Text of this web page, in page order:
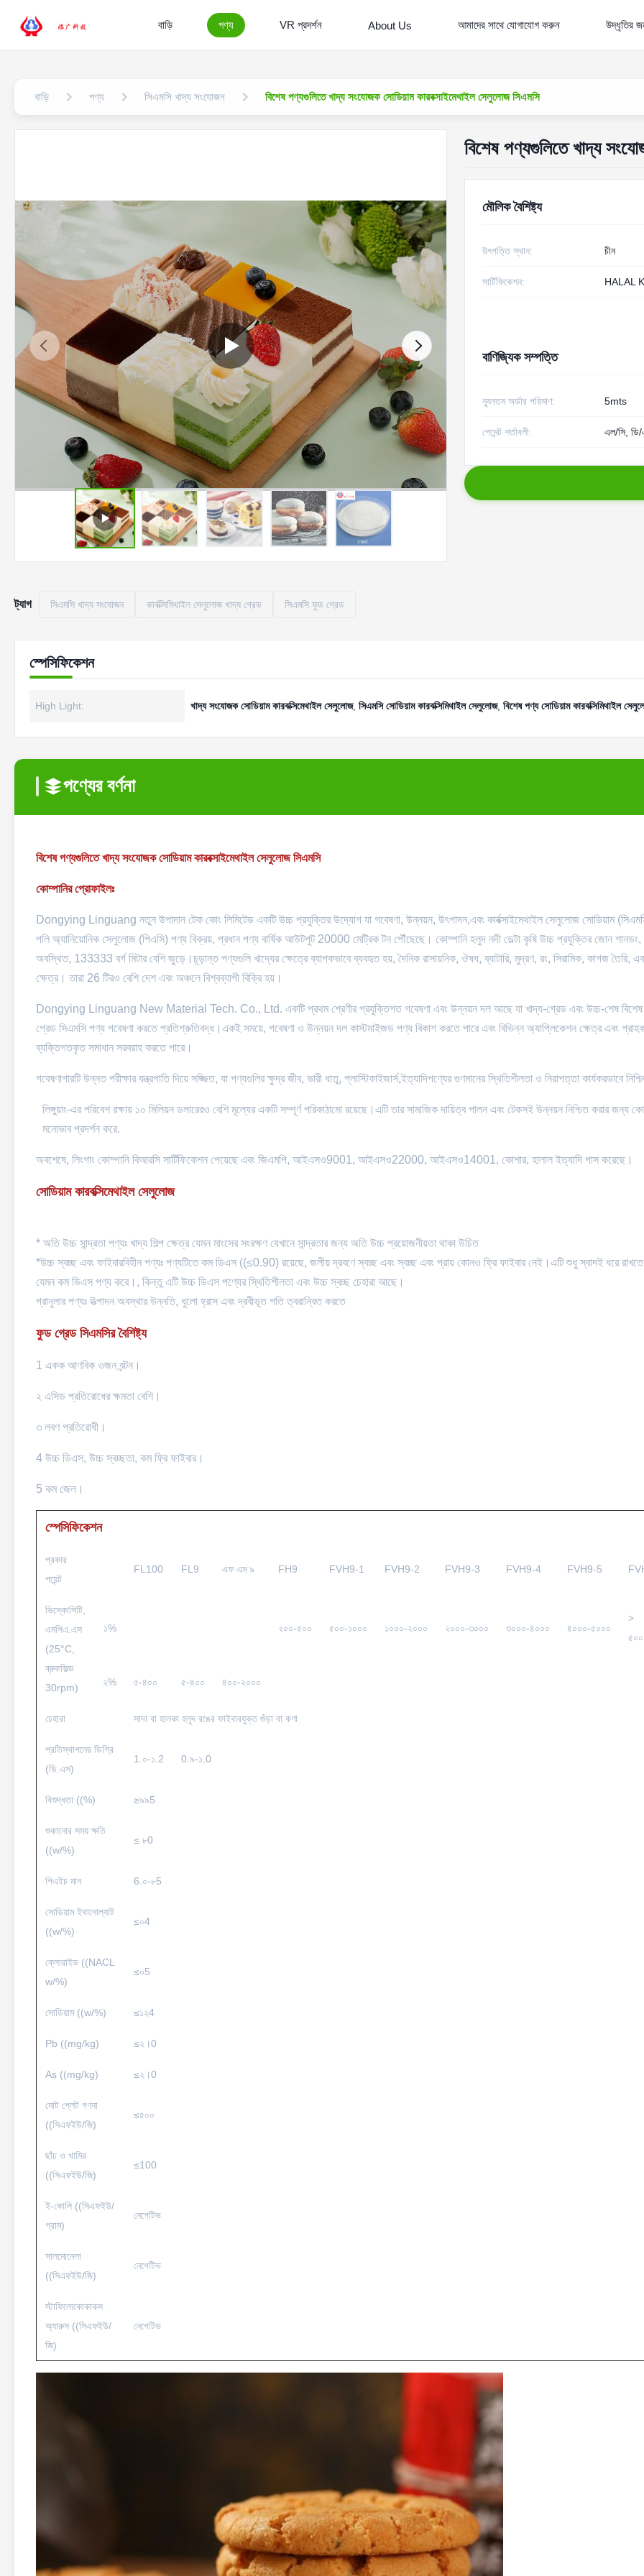
বাড়ি পণ্য VR প্রদর্শন About Us আমাদের সাথে যোগাযোগ করুন উদ্ধৃতির
বাড়ি পণ্য সিএমসি খাদ্য সংযোজন বিশেষ পণ্যগুলিতে খাদ্য সংযোজক সোডিয়াম কারবক্সাইমেথাইল সেলুলোজ সিএমসি
বিশেষ পণ্যগুলিতে খাদ্য
মৌলিক বৈশিষ্ট্য
উৎপত্তি স্থান: চীন
সার্টিফিকেশন: HALAL
বাণিজ্যিক সম্পত্তি
ন্যূনতম অর্ডার পরিমাণ: 5mts
পেমেন্ট শর্তাবলী: এল/সি, ডি/
ট্যাগ সিএমসি খাদ্য সংযোজন কার্বক্সিমিথাইল সেলুলোজ খাদ্য গ্রেড সিএমসি ফুড গ্রেড
স্পেসিফিকেশন
High Light: খাদ্য সংযোজক সোডিয়াম কারবক্সিমেথাইল সেলুলোজ, সিএমসি সোডিয়াম কারবক্সিমিথাইল সেলুলোজ, বিশেষ পণ্য সোডিয়াম কারবক্সিমিথাইল
পণ্যের বর্ণনা
বিশেষ পণ্যগুলিতে খাদ্য সংযোজক সোডিয়াম কারবক্সাইমেথাইল সেলুলোজ সিএমসি
কোম্পানির প্রোফাইলঃ
Dongying Linguang নতুন উপাদান টেক কোং লিমিটেড একটি উচ্চ প্রযুক্তির উদ্যোগ যা গবেষণা, উন্নয়ন, উৎপাদন,এবং কার্বক্সাইমেথাইল সেলুলোজ সোডিয়াম
পলি অ্যানিয়োনিক সেলুলোজ (পিএসি) পণ্য বিক্রয়, প্রধান পণ্য বার্ষিক আউটপুট 20000 মেট্রিক টন পৌঁছেছে। কোম্পানি হলুদ নদী ডেল্টা কৃষি উচ্চ প্রযুক্তির জোন শানডং,
অবস্থিত, 133333 বর্গ মিটার বেশি জুড়ে।চূড়ান্ত পণ্যগুলি খাদ্যের ক্ষেত্রে ব্যাপকভাবে ব্যবহৃত হয়, দৈনিক রাসায়নিক, ঔষধ, ব্যাটারি, মুদ্রণ, রং, সিরামিক, কাগজ তৈরি,
ক্ষেত্র। তারা 26 টিরও বেশি দেশ এবং অঞ্চলে বিশ্বব্যাপী বিক্রি হয়।
Dongying Linguang New Material Tech. Co., Ltd. একটি প্রথম শ্রেণীর প্রযুক্তিগত গবেষণা এবং উন্নয়ন দল আছে যা খাদ্য-গ্রেড এবং উচ্চ-শেষ বিশেষ
গ্রেড সিএমসি পণ্য গবেষণা করতে প্রতিশ্রুতিবদ্ধ।একই সময়ে, গবেষণা ও উন্নয়ন দল কাস্টমাইজড পণ্য বিকাশ করতে পারে এবং বিভিন্ন অ্যাপ্লিকেশন ক্ষেত্র এবং
ব্যক্তিগতকৃত সমাধান সরবরাহ করতে পারে।
গবেষণাগারটি উন্নত পরীক্ষার যন্ত্রপাতি দিয়ে সজ্জিত, যা পণ্যগুলির ক্ষুদ্র জীব, ভারী ধাতু, প্লাস্টিকাইজার্স,ইত্যাদিপণ্যের গুণমানের স্থিতিশীলতা ও নিরাপত্তা কার্যকরভাবে
লিঙ্গুয়াং-এর পরিবেশ রক্ষায় ১০ মিলিয়ন ডলারেরও বেশি মূল্যের একটি সম্পূর্ণ পরিকাঠামো রয়েছে।এটি তার সামাজিক দায়িত্ব পালন এবং টেকসই উন্নয়ন নিশ্চিত করার জন্য
মনোভাব প্রদর্শন করে.
অবশেষে, লিংগাং কোম্পানি বিআরসি সার্টিফিকেশন পেয়েছে এবং জিএমপি, আইএসও9001, আইএসও22000, আইএসও14001, কোশার, হালাল ইত্যাদি পাস করেছে।
সোডিয়াম কারবক্সিমেথাইল সেলুলোজ
* অতি উচ্চ সান্দ্রতা পণ্যঃ খাদ্য শিল্প ক্ষেত্র যেমন মাংসের সংরক্ষণ যেখানে সান্দ্রতার জন্য অতি উচ্চ প্রয়োজনীয়তা থাকা উচিত
*উচ্চ স্বচ্ছ এবং ফাইবারবিহীন পণ্যঃ পণ্যটিতে কম ডিএস ((≤0.90) রয়েছে, জলীয় দ্রবণে স্বচ্ছ এবং স্বচ্ছ এবং প্রায় কোনও ফ্রি ফাইবার নেই।এটি শুধু স্বাদই ধরে রাখতে
যেমন কম ডিএস পণ্য করে।, কিন্তু এটি উচ্চ ডিএস পণ্যের স্থিতিশীলতা এবং উচ্চ স্বচ্ছ চেহারা আছে।
গ্রানুলার পণ্যঃ উত্পাদন অবস্থার উন্নতি, ধুলো হ্রাস এবং দ্রবীভূত গতি ত্বরান্বিত করতে
ফুড গ্রেড সিএমসির বৈশিষ্ট্য
1 একক আণবিক ওজন বন্টন।
২ এসিড প্রতিরোধের ক্ষমতা বেশি।
৩ লবণ প্রতিরোধী।
4 উচ্চ ডিএস, উচ্চ স্বচ্ছতা, কম ফ্রি ফাইবার।
5 কম জেল।
স্পেসিফিকেশন
প্রকার
পয়েন্ট
FL100 FL9 এফ এম ৯ FH9 FVH9-1 FVH9-2 FVH9-3 FVH9-4 FVH9-5
ভিস্কোসিটি,
এমপিএ.এস
(25°C,
ব্রুকফিল্ড
30rpm)
১% ২০০-৫০০ ৫০০-১০০০ ১০০০-২০০০ ২০০০-৩০০০ ৩০০০-৪০০০ ৪০০০-৫০০০
>
২% ৫-৪০০ ৫-৪০০ ৪০০-২০০০
চেহারা সাদা বা হালকা হলুদ রঙের ফাইবারযুক্ত গুঁড়া বা কণা
প্রতিস্থাপনের ডিগ্রি
(ডি.এস)
1.০-১.2 0.৯-১.0
বিশুদ্ধতা ((%) ≥৯৯5
শুকানোর সময় ক্ষতি
((w/%)
≤ ৮0
পিএইচ মান 6.০-৮5
সোডিয়াম ইথানোল্যাট
((w/%)
≤০4
ক্লোরাইড ((NACL
w/%)
≤০5
সোডিয়াম ((w/%) ≤১২4
Pb ((mg/kg) ≤২।0
As ((mg/kg) ≤২।0
মোট প্লেট গণনা
((সিএফইউ/জি)
≤৫০০
ছাঁচ ও খামির
((সিএফইউ/জি)
≤100
ই-কোলি ((সিএফইউ/
গ্রাম)
নেগেটিভ
সালমোনেলা
((সিএফইউ/জি)
নেগেটিভ
স্টাফিলোকোকাকস
অ্যারুস ((সিএফইউ/
জি)
নেগেটিভ